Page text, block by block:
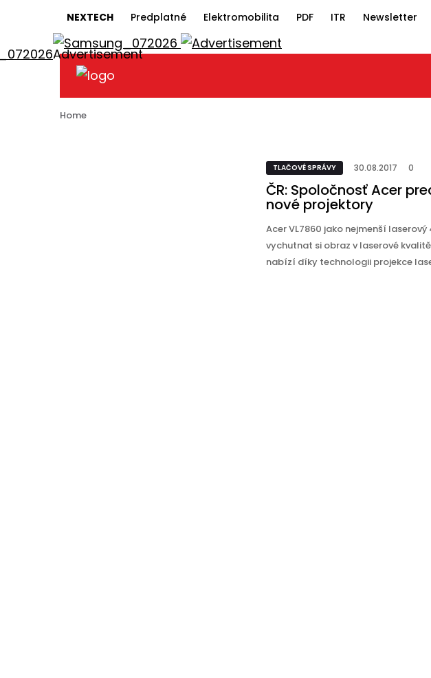
NEXTECH Predplatné Elektromobilita PDF ITR Newsletter
Home
TLAČOVÉ SPRÁVY
ČR: Spoločnosť Acer predstavila na veľtrhu IFA
dva nové projektory
TLAČOVÉ SPRÁVY 30.08.2017 0
ČR: Spoločnosť Acer
nové projektory
Acer VL7860 jako nejmenší
vychutnat si obraz v laserové
nabízí díky technologii projekce